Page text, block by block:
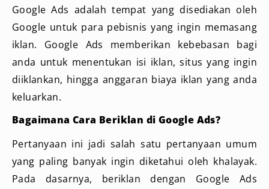
Google Ads adalah tempat yang disediakan oleh
Google untuk para pebisnis yang ingin memasang
iklan. Google Ads memberikan kebebasan bagi
anda untuk menentukan isi iklan, situs yang ingin
diiklankan, hingga anggaran biaya iklan yang anda
keluarkan.
Bagaimana Cara Beriklan di Google Ads?
Pertanyaan ini jadi salah satu pertanyaan umum
yang paling banyak ingin diketahui oleh khalayak.
Pada dasarnya, beriklan dengan Google Ads